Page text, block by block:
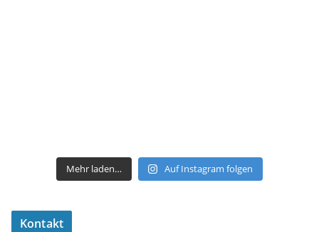
Mehr laden… Auf Instagram folgen
Kontakt